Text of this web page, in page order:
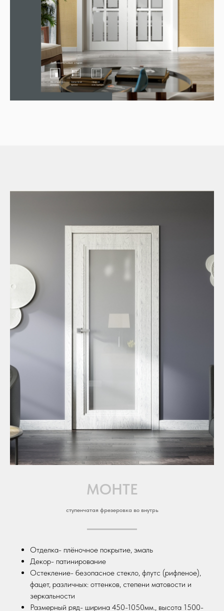
МОНТЕ
ступенчатая фрезеровка во внутрь
Отделка- плёночное покрытие, эмаль
Декор- патинирование
Остекление- безопасное стекло, флутс (рифленое),
фацет, различных: оттенков, степени матовости и
зеркальности
Размерный ряд- ширина 450-1050мм., высота 1500-